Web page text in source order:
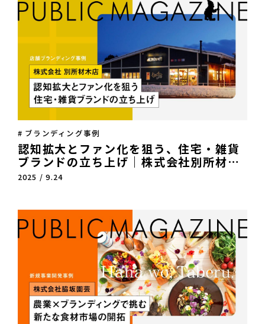
# ブランディング事例
認知拡大とファン化を狙う、住宅・雑貨
ブランドの立ち上げ｜株式会社別所材木
店【店舗ブランディング】
2025 / 9.24